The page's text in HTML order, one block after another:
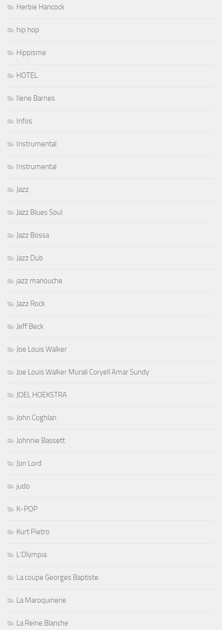
Herbie Hancock
hip hop
Hippisme
HOTEL
Ilene Barnes
Infos
Instrumental
Instrumental
Jazz
Jazz Blues Soul
Jazz Bossa
Jazz Dub
jazz manouche
Jazz Rock
Jeff Beck
Joe Louis Walker
Joe Louis Walker Murali Coryell Amar Sundy
JOEL HOEKSTRA
John Coghlan
Johnnie Bassett
Jon Lord
judo
K-POP
Kurt Pietro
L'Olympia
La coupe Georges Baptiste
La Maroquinerie
La Reine Blanche